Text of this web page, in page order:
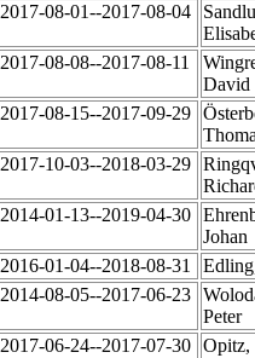
2017-08-01--2017-08-04
2017-08-08--2017-08-11
David
2017-08-15--2017-09-29
2017-10-03--2018-03-29
2014-01-13--2019-04-30
Johan
2016-01-04--2018-08-31
2014-08-05--2017-06-23
Peter
2017-06-24--2017-07-30 Opitz,